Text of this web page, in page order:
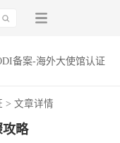
备案-海外大使馆认证
> 文章详情
攻略